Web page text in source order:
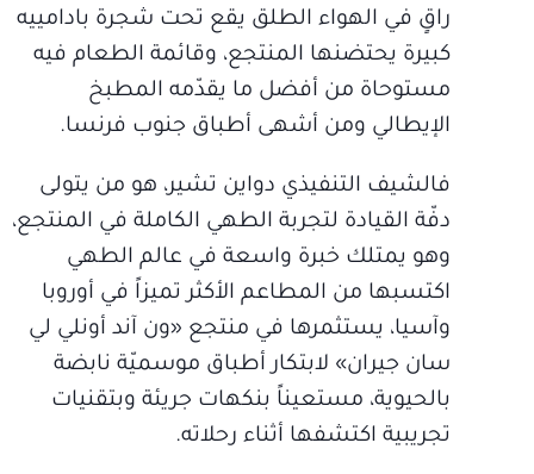
راقٍ في الهواء الطلق يقع تحت شجرة بادامييه
كبيرة يحتضنها المنتجع، وقائمة الطعام فيه
مستوحاة من أفضل ما يقدّمه المطبخ
الإيطالي ومن أشهى أطباق جنوب فرنسا.
فالشيف التنفيذي دواين تشير، هو من يتولى
دفّة القيادة لتجربة الطهي الكاملة في المنتجع،
وهو يمتلك خبرة واسعة في عالم الطهي
اكتسبها من المطاعم الأكثر تميزاً في أوروبا
وآسيا، يستثمرها في منتجع «ون آند أونلي لي
سان جيران» لابتكار أطباق موسميّة نابضة
بالحيوية، مستعيناً بنكهات جريئة وبتقنيات
تجريبية اكتشفها أثناء رحلاته.